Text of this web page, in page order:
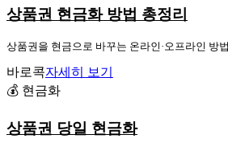
상품권 현금화 방법 총정리
상품권을 현금으로 바꾸는 온라인·오프라인 방
바로콕자세히 보기
💰 현금화
상품권 당일 현금화